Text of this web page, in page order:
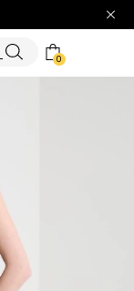
0